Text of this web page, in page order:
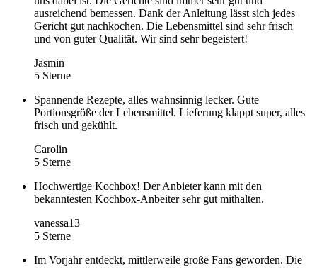
ausreichend bemessen. Dank der Anleitung lässt sich jedes
Gericht gut nachkochen. Die Lebensmittel sind sehr frisch
und von guter Qualität. Wir sind sehr begeistert!
Jasmin
5 Sterne
Spannende Rezepte, alles wahnsinnig lecker. Gute
Portionsgröße der Lebensmittel. Lieferung klappt super, alles
frisch und gekühlt.
Carolin
5 Sterne
Hochwertige Kochbox! Der Anbieter kann mit den
bekanntesten Kochbox-Anbeiter sehr gut mithalten.
vanessa13
5 Sterne
Im Vorjahr entdeckt, mittlerweile große Fans geworden. Die